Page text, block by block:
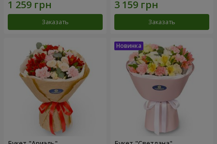
Заказать Заказать